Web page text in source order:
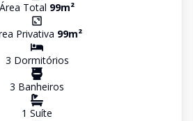
Área Total 99m²
Privativa 99m²
3 Dormitórios
3 Banheiros
1 Suíte